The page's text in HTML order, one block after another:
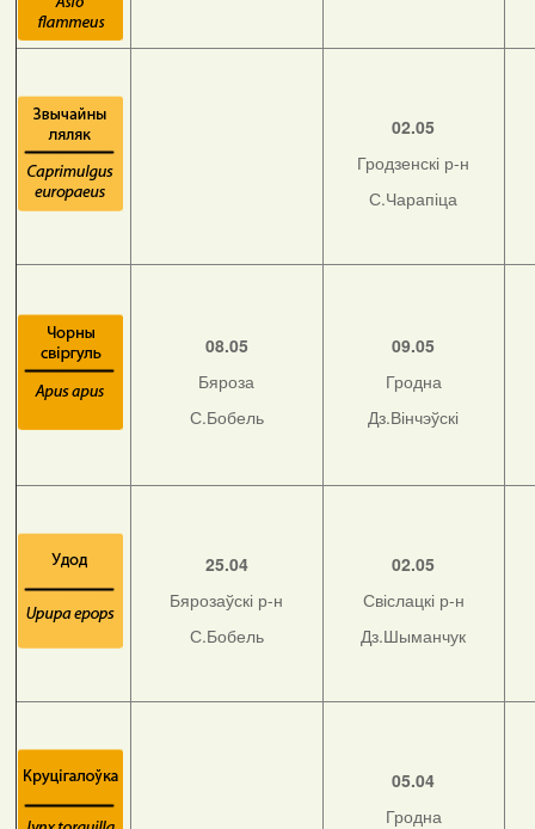
02.05
Гродзенскі р-н
С.Чарапіца
08.05
Бяроза
С.Бобель
09.05
Гродна
Дз.Вінчэўскі
25.04
Бярозаўскі р-н
С.Бобель
02.05
Свіслацкі р-н
Дз.Шыманчук
05.04
Гродна